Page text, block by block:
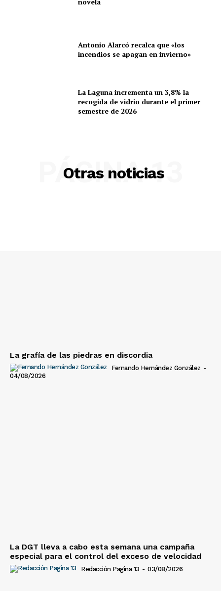
Antonio Alarcó recalca que «los
incendios se apagan en invierno»
La Laguna incrementa un 3,8% la
recogida de vidrio durante el primer
semestre de 2026
Otras noticias
PÁGINA 13
La grafía de las piedras en discordia
Fernando Hernández González -
04/08/2026
La DGT lleva a cabo esta semana una campaña
especial para el control del exceso de velocidad
Redacción Pagina 13 - 03/08/2026